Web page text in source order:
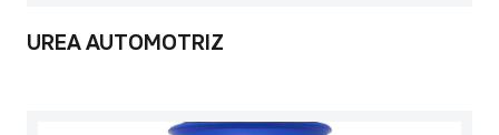
UREA AUTOMOTRIZ